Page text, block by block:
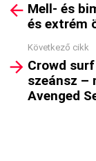
moreMell- és
és extrém
Következő cikk
Crowd
szeánsz –
Avenged